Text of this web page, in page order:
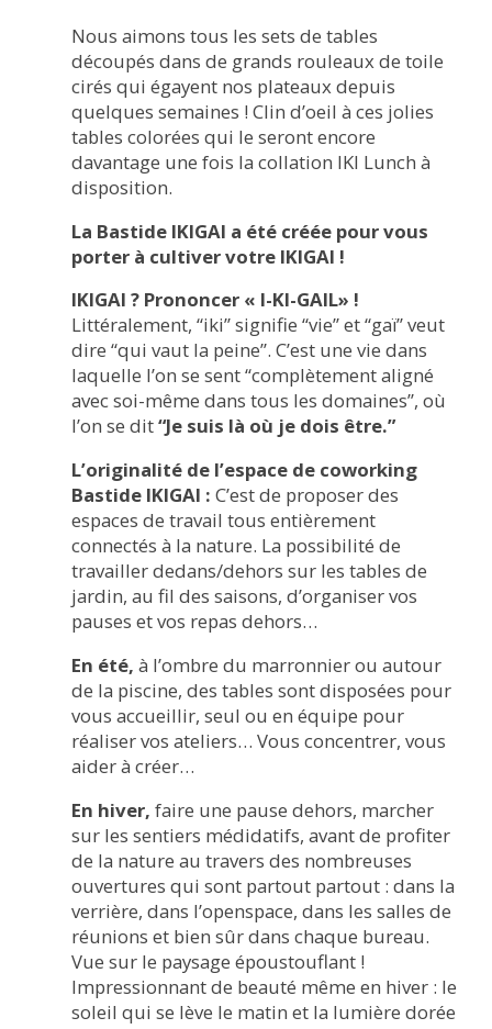
Nous aimons tous les sets de tables
découpés dans de grands rouleaux de toile
cirés qui égayent nos plateaux depuis
quelques semaines ! Clin d’oeil à ces jolies
tables colorées qui le seront encore
davantage une fois la collation IKI Lunch à
disposition.
La Bastide IKIGAI a été créée pour vous
porter à cultiver votre IKIGAI !
IKIGAI ? Prononcer « I-KI-GAIL» !
Littéralement, “iki” signifie “vie” et “gaï” veut
dire “qui vaut la peine”. C’est une vie dans
laquelle l’on se sent “complètement aligné
avec soi-même dans tous les domaines”, où
l’on se dit“Je suis là où je dois être.”
L’originalité de l’espace de coworking
Bastide IKIGAI :C’est de proposer des
espaces de travail tous entièrement
connectés à la nature. La possibilité de
travailler dedans/dehors sur les tables de
jardin, au fil des saisons, d’organiser vos
pauses et vos repas dehors…
En été, à l’ombre du marronnier ou autour
de la piscine, des tables sont disposées pour
vous accueillir, seul ou en équipe pour
réaliser vos ateliers… Vous concentrer, vous
aider à créer…
En hiver, faire une pause dehors, marcher
sur les sentiers médidatifs, avant de profiter
de la nature au travers des nombreuses
ouvertures qui sont partout partout : dans la
verrière, dans l’openspace, dans les salles de
réunions et bien sûr dans chaque bureau.
Vue sur le paysage époustouflant !
Impressionnant de beauté même en hiver : le
soleil qui se lève le matin et la lumière dorée